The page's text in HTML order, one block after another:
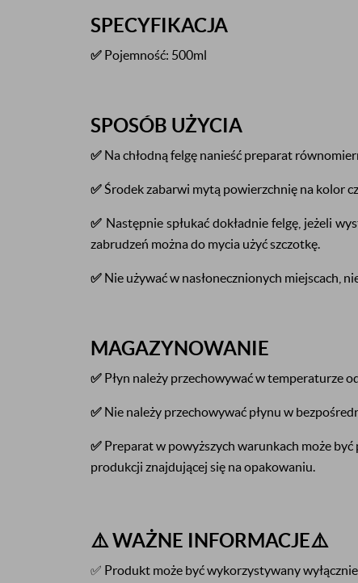
SPECYFIKACJA
✅ Pojemność: 500ml
SPOSÓB UŻYCIA
✅ Na chłodną felgę nanieść preparat
✅Środek zabarwi mytą powierzchnię na kolor
✅ Następnie spłukać dokładnie felgę, jeżeli
zabrudzeń można do mycia użyć szczotkę.
✅ Nie używać w nasłonecznionych miejscach,
MAGAZYNOWANIE
✅ Płyn należy przechowywać w temperaturze
✅ Nie należy przechowywać płynu w
✅ Preparat w powyższych warunkach może
produkcji znajdującej się na opakowaniu.
⚠️ WAŻNE INFORMACJE⚠️
✅ Produkt może być wykorzystywany